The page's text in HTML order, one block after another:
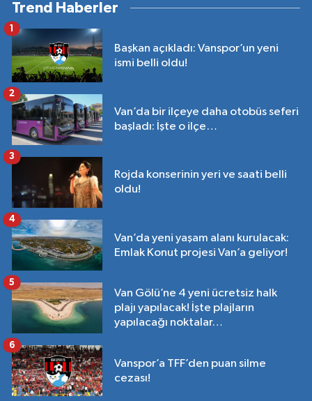
Trend Haberler
Başkan açıkladı: Vanspor’un yeni
ismi belli oldu!
1
Van’da bir ilçeye daha otobüs seferi
başladı: İşte o ilçe…
2
Rojda konserinin yeri ve saati belli
oldu!
3
Van’da yeni yaşam alanı kurulacak:
Emlak Konut projesi Van’a geliyor!
4
Van Gölü’ne 4 yeni ücretsiz halk
plajı yapılacak! İşte plajların
yapılacağı noktalar…
5
Vanspor’a TFF’den puan silme
cezası!
6